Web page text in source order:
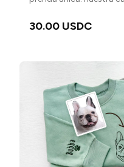
Añade entre los
queridos, creando un
30.00 USDC